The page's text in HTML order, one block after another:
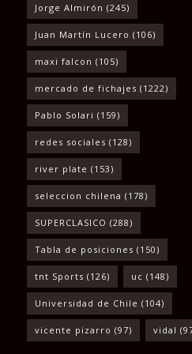
Jorge Almirón (245)
Juan Martín Lucero (106)
maxi falcon (105)
mercado de fichajes (1222)
Pablo Solari (159)
redes sociales (128)
river plate (153)
seleccion chilena (178)
SUPERCLASICO (288)
Tabla de posiciones (150)
tnt Sports (126) uc (148)
Universidad de Chile (104)
vicente pizarro (97) vidal